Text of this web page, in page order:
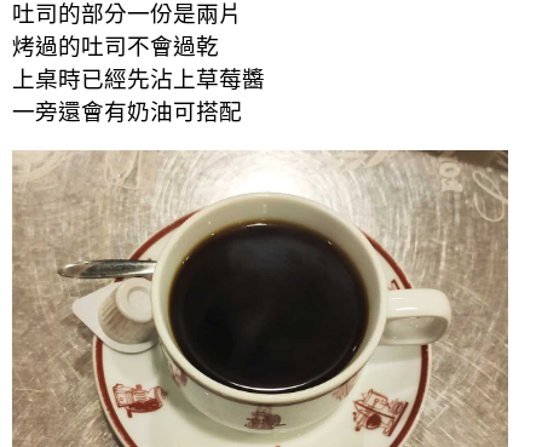
吐司的部分一份是兩片
烤過的吐司不會過乾
上桌時已經先沾上草莓醬
一旁還會有奶油可搭配